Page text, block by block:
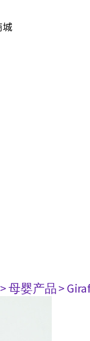
> 母婴产品>